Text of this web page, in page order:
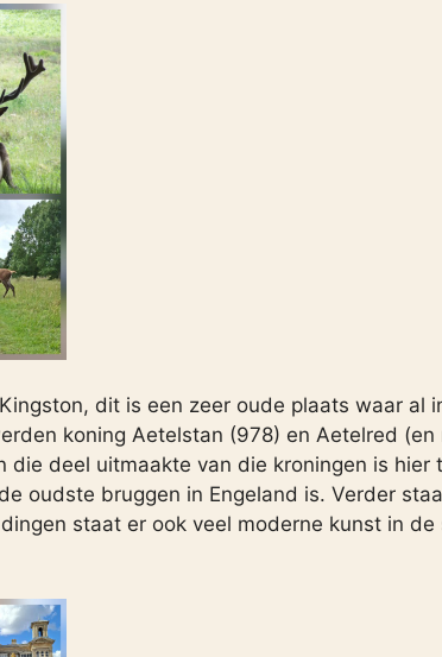
dit is een zeer oude plaats waar al
koning Aetelstan (978) en Aetelred (en
die deel uitmaakte van die kroningen is hier
oudste bruggen in Engeland is. Verder
staat er ook veel moderne kunst in